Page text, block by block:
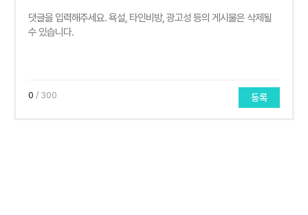
0 / 300 등록